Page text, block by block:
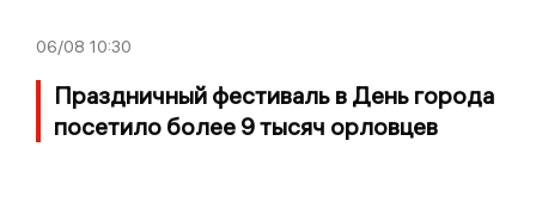
06/08 10:30
Праздничный фестиваль в День города
посетило более 9 тысяч орловцев